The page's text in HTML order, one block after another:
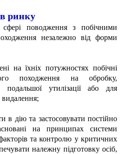
ринку
поводження з побічними
незалежно від форми
на їхніх потужностях побічні
походження на обробку,
утилізації або для
видалення;
в дію та застосовувати постійно
на принципах системи
та контролю у критичних
належну підготовку осіб,